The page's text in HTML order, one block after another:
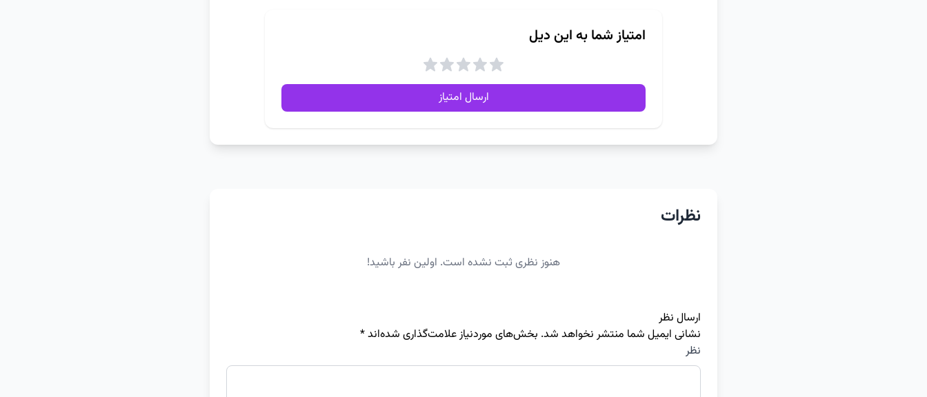
امتیاز شما به این دیل
ارسال امتیاز
نظرات
هنوز نظری ثبت نشده است. اولین نفر باشید!
ارسال نظر
نشانی ایمیل شما منتشر نخواهد شد. بخش‌های موردنیاز علامت‌گذاری شده‌اند*
نظر